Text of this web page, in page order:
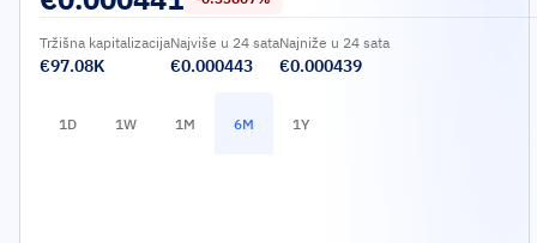
Tržišna kapitalizacija
€97.08K
Najviše u 24 sata
€0.000443
Najniže u 24 sata
€0.000439
1D 1W 1M 6M 1Y